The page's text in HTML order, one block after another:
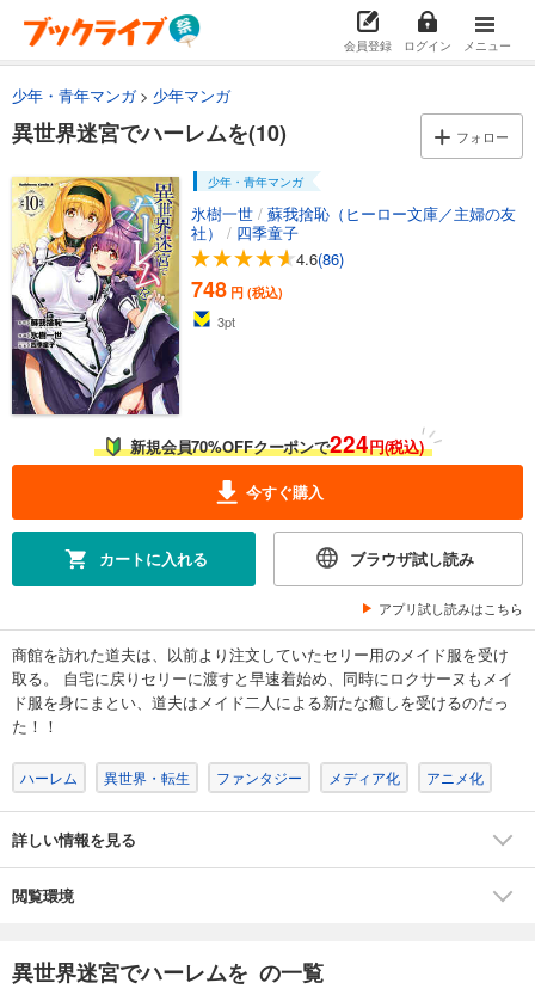
会員登録 ログイン メニュー
少年・青年マンガ 少年マンガ
異世界迷宮でハーレムを(10) フォロー
少年・青年マンガ
氷樹一世 / 蘇我捨恥（ヒーロー文庫／主婦の友
社）
/ 四季童子
4.6(86)
748 円 (税込)
3pt
新規会員70%OFFクーポンで224円(税込)
今すぐ購入
カートに入れる ブラウザ試し読み
アプリ試し読みはこちら
商館を訪れた道夫は、以前より注文していたセリー用のメイド服を受け
取る。 自宅に戻りセリーに渡すと早速着始め、同時にロクサーヌもメイ
ド服を身にまとい、道夫はメイド二人による新たな癒しを受けるのだっ
た！！
ハーレム 異世界・転生 ファンタジー メディア化 アニメ化
詳しい情報を見る
閲覧環境
異世界迷宮でハーレムを の一覧